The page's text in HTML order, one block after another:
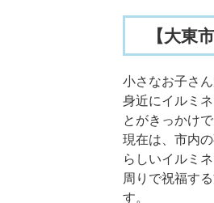
【大東
小さなお子さ
身近にイルミ
とがきっかけ
現在は、市内
らしいイルミ
周りで祝福す
す。